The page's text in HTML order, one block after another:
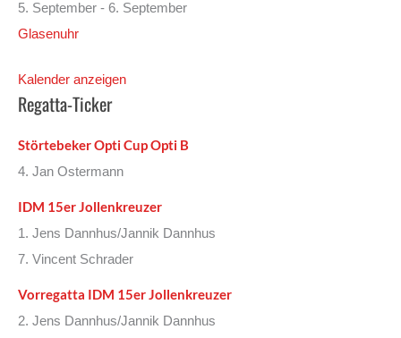
5. September - 6. September
Glasenuhr
Kalender anzeigen
Regatta-Ticker
Störtebeker Opti Cup Opti B
4. Jan Ostermann
IDM 15er Jollenkreuzer
1. Jens Dannhus/Jannik Dannhus
7. Vincent Schrader
Vorregatta IDM 15er Jollenkreuzer
2. Jens Dannhus/Jannik Dannhus